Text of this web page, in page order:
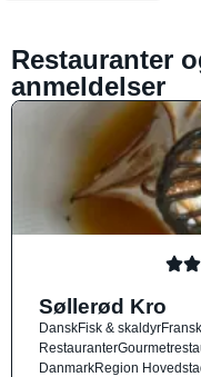
Restauranter
anmeldelser
Søllerød Kro
DanskFisk & skaldyrFransk
Restauranter
DanmarkRegion